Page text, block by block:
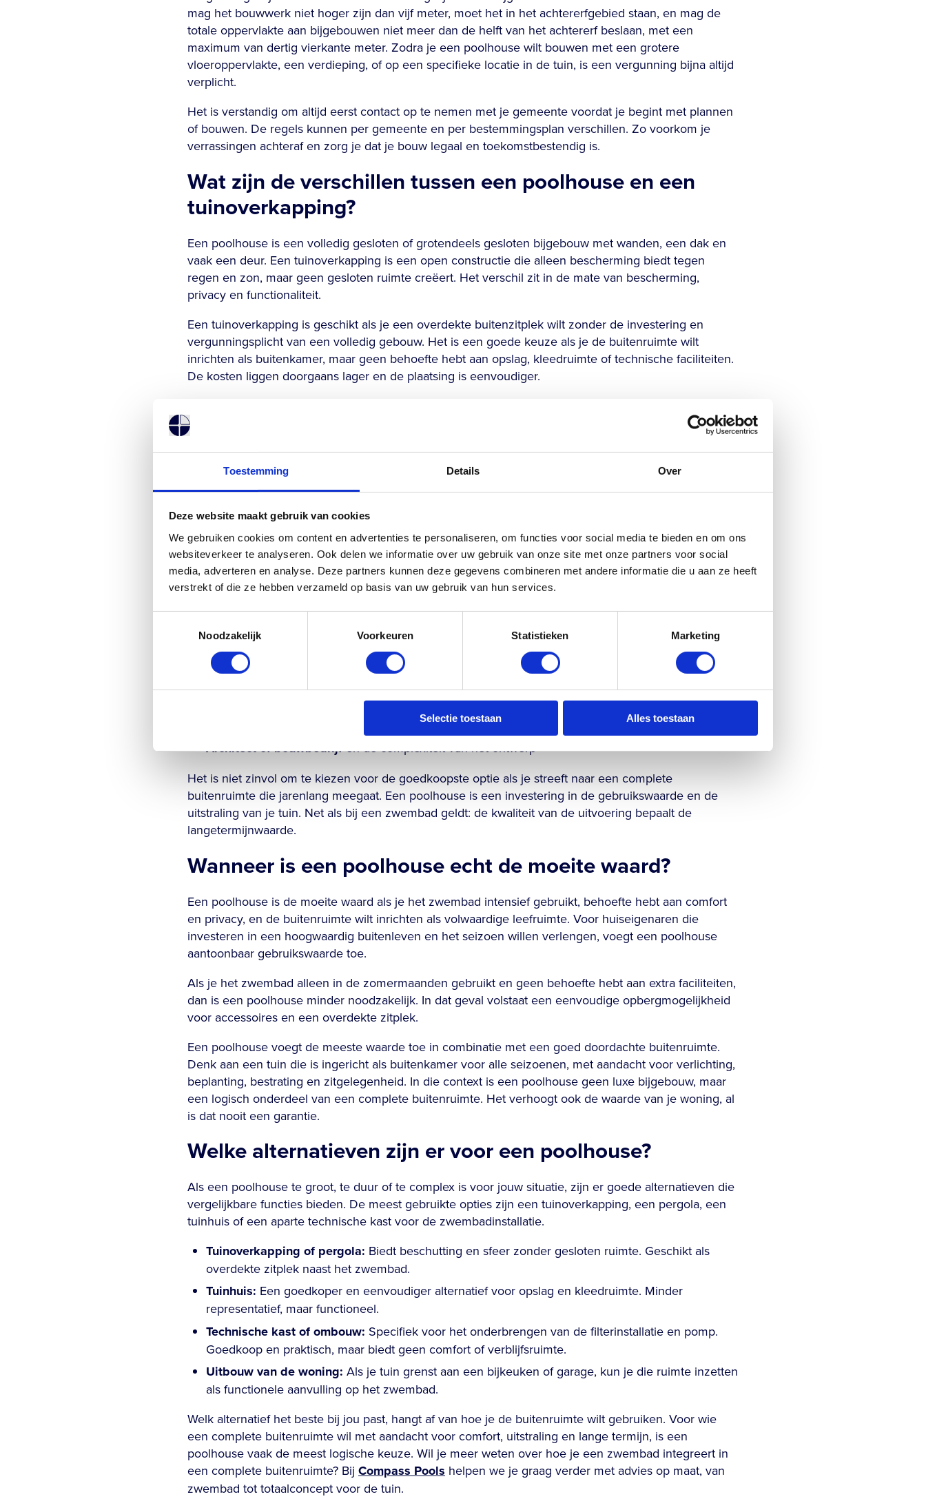
Toestemming Details Over
Deze website maakt gebruik van cookies
We gebruiken cookies om content en advertenties te personaliseren, om functies voor social media te bieden en om ons
websiteverkeer te analyseren. Ook delen we informatie over uw gebruik van onze site met onze partners voor social
media, adverteren en analyse. Deze partners kunnen deze gegevens combineren met andere informatie die u aan ze heeft
verstrekt of die ze hebben verzameld op basis van uw gebruik van hun services.
Noodzakelijk
Voorkeuren Statistieken Marketing
Selectie toestaan Alles toestaan
mag het bouwwerk niet hoger zijn dan vijf meter, moet het in het achtererfgebied staan, en mag de
totale oppervlakte aan bijgebouwen niet meer dan de helft van het achtererf beslaan, met een
maximum van dertig vierkante meter. Zodra je een poolhouse wilt bouwen met een grotere
vloeroppervlakte, een verdieping, of op een specifieke locatie in de tuin, is een vergunning bijna altijd
verplicht.
Het is verstandig om altijd eerst contact op te nemen met je gemeente voordat je begint met plannen
of bouwen. De regels kunnen per gemeente en per bestemmingsplan verschillen. Zo voorkom je
verrassingen achteraf en zorg je dat je bouw legaal en toekomstbestendig is.
Wat zijn de verschillen tussen een poolhouse en een
tuinoverkapping?
Een poolhouse is een volledig gesloten of grotendeels gesloten bijgebouw met wanden, een dak en
vaak een deur. Een tuinoverkapping is een open constructie die alleen bescherming biedt tegen
regen en zon, maar geen gesloten ruimte creëert. Het verschil zit in de mate van bescherming,
privacy en functionaliteit.
Een tuinoverkapping is geschikt als je een overdekte buitenzitplek wilt zonder de investering en
vergunningsplicht van een volledig gebouw. Het is een goede keuze als je de buitenruimte wilt
inrichten als buitenkamer, maar geen behoefte hebt aan opslag, kleedruimte of technische faciliteiten.
De kosten liggen doorgaans lager en de plaatsing is eenvoudiger.
privacy, ruimte voor opslag en de mogelijkheid om comfortabele faciliteiten toe te voegen. Voor wie
serieus investeert in een compleet buitenleven rondom een zwembad, biedt een poolhouse meer
gebruikswaarde op de lange termijn. Een tuinoverkapping is eerder een aanvulling dan een
volwaardig alternatief.
Hoeveel kost een poolhouse gemiddeld in Nederland?
De prijs van een poolhouse in Nederland varieert sterk en is afhankelijk van meerdere factoren. Een
eenvoudige houten constructie van circa twaalf tot twintig vierkante meter begint al snel bij enkele
tienduizenden euro’s. Een volledig afgewerkt poolhouse met sanitair, verwarming en hoogwaardig
materiaalgebruik kan oplopen tot een veelvoud daarvan.
Afmetingen en vloeroppervlaktevan het gebouw
Materiaalgebruik , zoals hout, staal, beton of aluminium
, waaronder sanitair, verwarming en elektra
, afhankelijk van de bodemgesteldheid van je tuin
Architect of bouwbedrijfen de complexiteit van het ontwerp
Het is niet zinvol om te kiezen voor de goedkoopste optie als je streeft naar een complete
buitenruimte die jarenlang meegaat. Een poolhouse is een investering in de gebruikswaarde en de
uitstraling van je tuin. Net als bij een zwembad geldt: de kwaliteit van de uitvoering bepaalt de
langetermijnwaarde.
Wanneer is een poolhouse echt de moeite waard?
Een poolhouse is de moeite waard als je het zwembad intensief gebruikt, behoefte hebt aan comfort
en privacy, en de buitenruimte wilt inrichten als volwaardige leefruimte. Voor huiseigenaren die
investeren in een hoogwaardig buitenleven en het seizoen willen verlengen, voegt een poolhouse
aantoonbaar gebruikswaarde toe.
Als je het zwembad alleen in de zomermaanden gebruikt en geen behoefte hebt aan extra faciliteiten,
dan is een poolhouse minder noodzakelijk. In dat geval volstaat een eenvoudige opbergmogelijkheid
voor accessoires en een overdekte zitplek.
Een poolhouse voegt de meeste waarde toe in combinatie met een goed doordachte buitenruimte.
Denk aan een tuin die is ingericht als buitenkamer voor alle seizoenen, met aandacht voor verlichting,
beplanting, bestrating en zitgelegenheid. In die context is een poolhouse geen luxe bijgebouw, maar
een logisch onderdeel van een complete buitenruimte. Het verhoogt ook de waarde van je woning, al
is dat nooit een garantie.
Welke alternatieven zijn er voor een poolhouse?
Als een poolhouse te groot, te duur of te complex is voor jouw situatie, zijn er goede alternatieven die
vergelijkbare functies bieden. De meest gebruikte opties zijn een tuinoverkapping, een pergola, een
tuinhuis of een aparte technische kast voor de zwembadinstallatie.
Tuinoverkapping of pergola: Biedt beschutting en sfeer zonder gesloten ruimte. Geschikt als
overdekte zitplek naast het zwembad.
Tuinhuis: Een goedkoper en eenvoudiger alternatief voor opslag en kleedruimte. Minder
representatief, maar functioneel.
Technische kast of ombouw: Specifiek voor het onderbrengen van de filterinstallatie en pomp.
Goedkoop en praktisch, maar biedt geen comfort of verblijfsruimte.
Uitbouw van de woning: Als je tuin grenst aan een bijkeuken of garage, kun je die ruimte inzetten
als functionele aanvulling op het zwembad.
Welk alternatief het beste bij jou past, hangt af van hoe je de buitenruimte wilt gebruiken. Voor wie
een complete buitenruimte wil met aandacht voor comfort, uitstraling en lange termijn, is een
poolhouse vaak de meest logische keuze. Wil je meer weten over hoe je een zwembad integreert in
een complete buitenruimte? Bij Compass Pools helpen we je graag verder met advies op maat, van
zwembad tot totaalconcept voor de tuin.